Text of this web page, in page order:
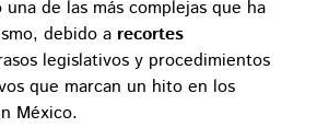
una de las más complejas que ha
debido a recortes
legislativos y procedimientos
que marcan un hito en los
México.